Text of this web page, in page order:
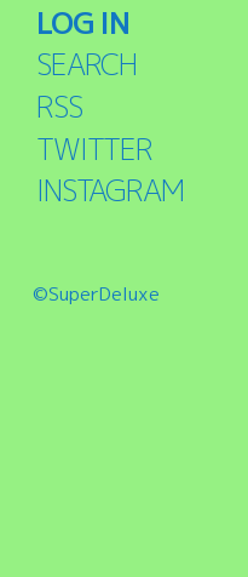
LOG IN
SEARCH
RSS
TWITTER
INSTAGRAM
©SuperDeluxe